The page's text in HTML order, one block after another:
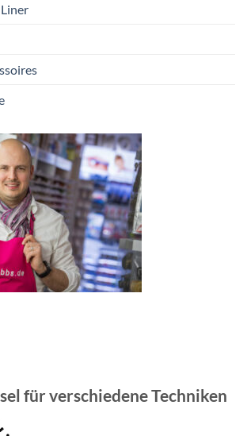
für verschiedene Techniken